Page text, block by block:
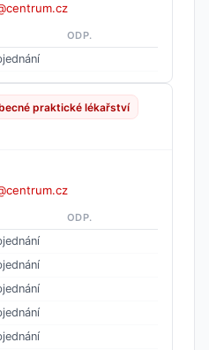
ODP.
praktické lékařství
ODP.